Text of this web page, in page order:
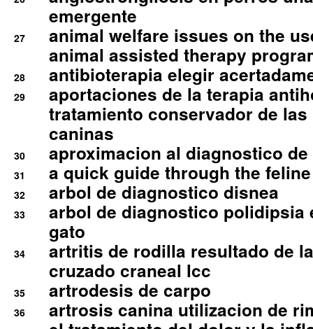
emergente
27
animal welfare issues on the
animal assisted therapy
28 antibioterapia elegir
29
aportaciones de la terapia
tratamiento conservador de
caninas
30 aproximacion al diagnostico
31 a quick guide through the
32 arbol de diagnostico disnea
33
arbol de diagnostico polidipsia
gato
34
artritis de rodilla resultado de
cruzado craneal lcc
35 artrodesis de carpo
36
artrosis canina utilizacion de